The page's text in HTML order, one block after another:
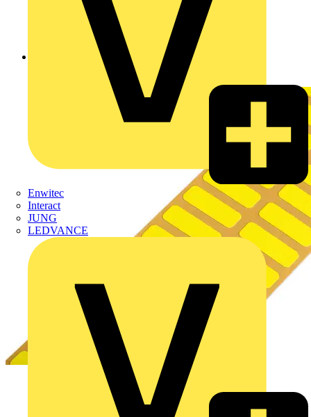
Enwitec
Interact
JUNG
LEDVANCE
Zurück zu Produkte